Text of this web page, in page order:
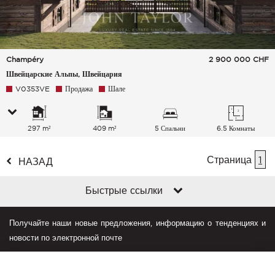
Champéry
Швейцарские Альпы, Швейцария
2 900 000 CHF
V0353VE Продажа Шале
297 m² 409 m² 5 Спальни 6.5 Комнаты
НАЗАД Страница 1
Быстрые ссылки
Получайте наши новые предложения, информацию о тенденциях и
новости по электронной почте